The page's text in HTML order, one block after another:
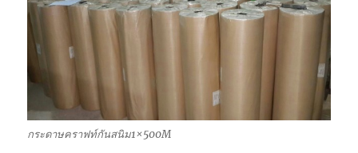
กระดาษคราฟท์กันสนิม1×500M